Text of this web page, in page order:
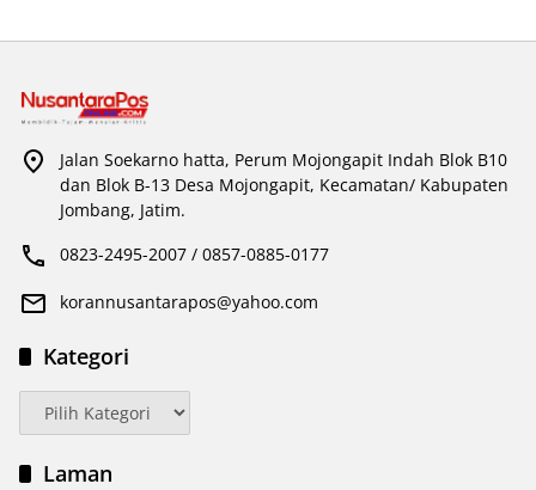
Jalan Soekarno hatta, Perum Mojongapit Indah Blok B10
dan Blok B-13 Desa Mojongapit, Kecamatan/ Kabupaten
Jombang, Jatim.
0823-2495-2007 / 0857-0885-0177
korannusantarapos@yahoo.com
Kategori
Kategori
Laman